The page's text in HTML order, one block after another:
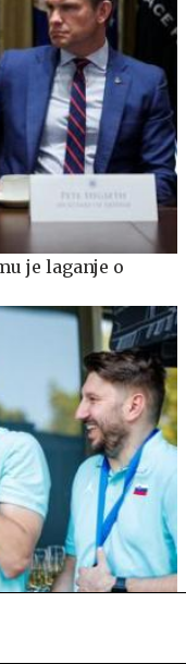
je laganje o